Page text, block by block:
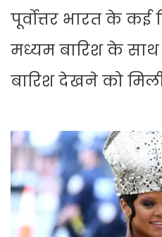
पूर्वोत्तर भारत के कई
मध्यम बारिश के साथ
बारिश देखने को